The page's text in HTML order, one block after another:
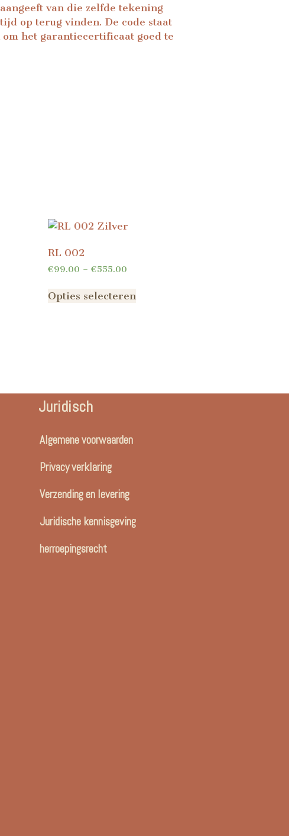
van die zelfde tekening
op terug vinden. De code staat
het garantiecertificaat goed te
RL 002
€99.00 –€555.00
Opties selecteren
Juridisch
Algemene voorwaarden
Privacy verklaring
Verzending en levering
Juridische kennisgeving
herroepingsrecht